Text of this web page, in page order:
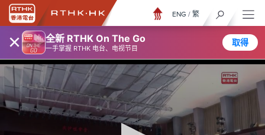
× 全新 RTHK On The Go
一手掌握 RTHK 电台、电视节目
取得
ENG / 繁